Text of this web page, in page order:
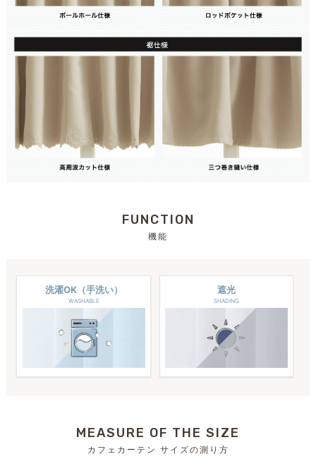
FUNCTION
機能
洗濯OK（手洗い）
WASHABLE
遮光
SHADING
MEASURE OF THE SIZE
カフェカーテン サイズの測り方